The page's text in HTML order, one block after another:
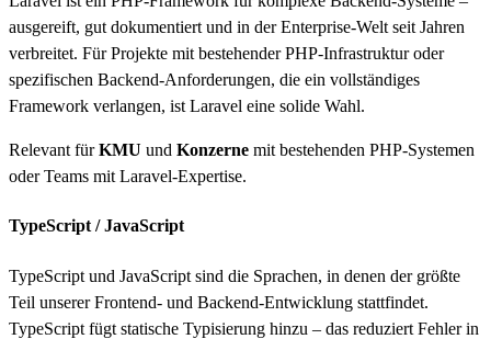
ausgereift, gut dokumentiert und in der Enterprise-Welt seit Jahren
verbreitet. Für Projekte mit bestehender PHP-Infrastruktur oder
spezifischen Backend-Anforderungen, die ein vollständiges
Framework verlangen, ist Laravel eine solide Wahl.
Relevant fürKMU und Konzerne mit bestehenden PHP-Systemen
oder Teams mit Laravel-Expertise.
TypeScript / JavaScript
TypeScript und JavaScript sind die Sprachen, in denen der größte
Teil unserer Frontend- und Backend-Entwicklung stattfindet.
TypeScript fügt statische Typisierung hinzu – das reduziert Fehler in